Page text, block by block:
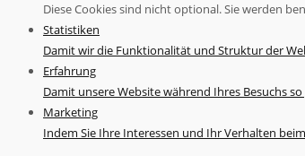
Diese Cookies sind nicht optional. Sie werden
Statistiken
Damit wir die Funktionalität und Struktur der
Erfahrung
Damit unsere Website während Ihres Besuchs
Marketing
Indem Sie Ihre Interessen und Ihr Verhalten